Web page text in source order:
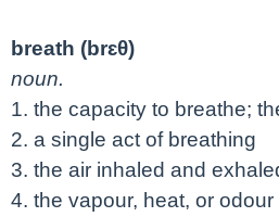
breath (brɛθ)
noun.
1. the capacity to breathe;
2. a single act of breathing
3. the air inhaled and
4. the vapour, heat, or